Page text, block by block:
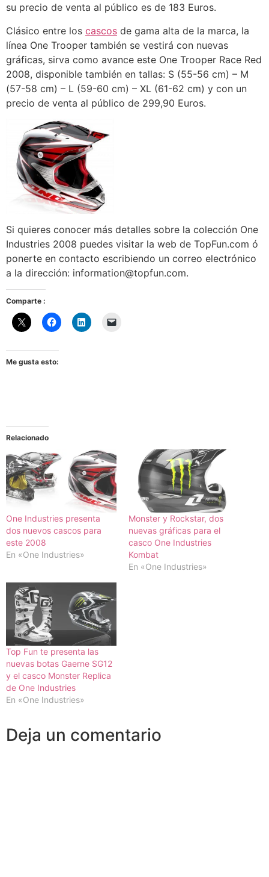
su precio de venta al público es de 183 Euros.
Clásico entre los cascos de gama alta de la marca, la
línea One Trooper también se vestirá con nuevas
gráficas, sirva como avance este One Trooper Race Red
2008, disponible también en tallas: S (55-56 cm) – M
(57-58 cm) – L (59-60 cm) – XL (61-62 cm) y con un
precio de venta al público de 299,90 Euros.
Si quieres conocer más detalles sobre la colección One
Industries 2008 puedes visitar la web de TopFun.com ó
ponerte en contacto escribiendo un correo electrónico
a la dirección: information@topfun.com.
Comparte :
Me gusta esto:
Relacionado
One Industries presenta
dos nuevos cascos para
este 2008
En «One Industries»
Monster y Rockstar, dos
nuevas gráficas para el
casco One Industries
Kombat
En «One Industries»
Top Fun te presenta las
nuevas botas Gaerne SG12
y el casco Monster Replica
de One Industries
En «One Industries»
Deja un comentario